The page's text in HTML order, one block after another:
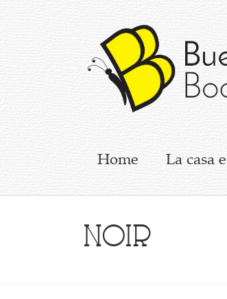
Buendia
Books
Home La casa
noir